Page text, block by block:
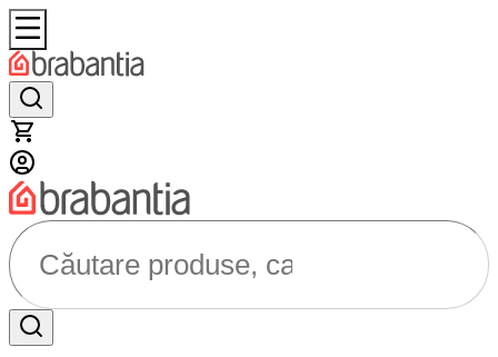
Căutare produse, categorii...